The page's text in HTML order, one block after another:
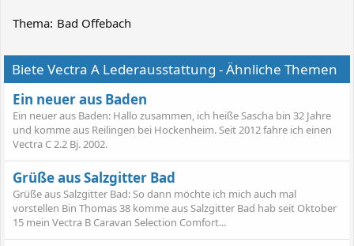
Thema: Bad Offebach
Biete Vectra A Lederausstattung - Ähnliche Themen
Ein neuer aus Baden
Ein neuer aus Baden: Hallo zusammen, ich heiße Sascha bin 32 Jahre
und komme aus Reilingen bei Hockenheim. Seit 2012 fahre ich einen
Vectra C 2.2 Bj. 2002.
Grüße aus Salzgitter Bad
Grüße aus Salzgitter Bad: So dann möchte ich mich auch mal
vorstellen Bin Thomas 38 komme aus Salzgitter Bad hab seit Oktober
15 mein Vectra B Caravan Selection Comfort...